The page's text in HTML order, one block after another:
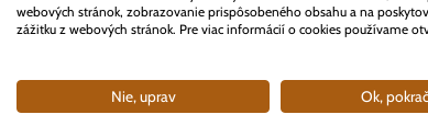
webových stránok, zobrazovanie prispôsobeného obsahu a na
zážitku z webových stránok. Pre viac informácií o cookies používame
Nie, uprav Ok,